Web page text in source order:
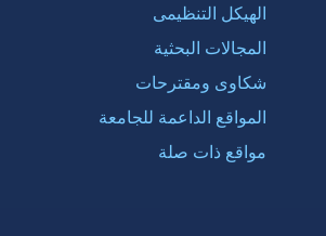
الهيكل التنظيمى
المجالات البحثية
شكاوى ومقترحات
المواقع الداعمة للجامعة
مواقع ذات صلة